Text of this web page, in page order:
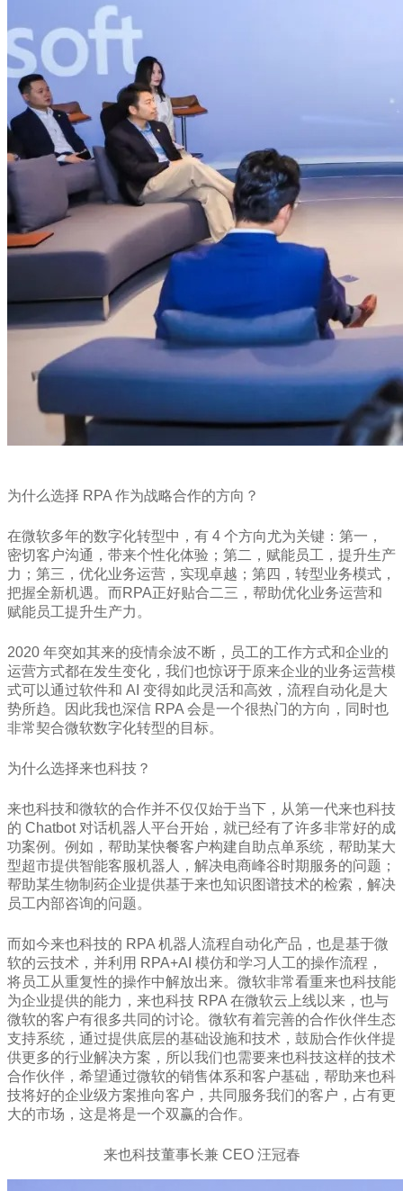
为什么选择 RPA 作为战略合作的方向？
在微软多年的数字化转型中，有 4 个方向尤为关键：第一，
密切客户沟通，带来个性化体验；第二，赋能员工，提升生产
力；第三，优化业务运营，实现卓越；第四，转型业务模式，
把握全新机遇。而RPA正好贴合二三，帮助优化业务运营和
赋能员工提升生产力。
2020 年突如其来的疫情余波不断，员工的工作方式和企业的
运营方式都在发生变化，我们也惊讶于原来企业的业务运营模
式可以通过软件和 AI 变得如此灵活和高效，流程自动化是大
势所趋。因此我也深信 RPA 会是一个很热门的方向，同时也
非常契合微软数字化转型的目标。
为什么选择来也科技？
来也科技和微软的合作并不仅仅始于当下，从第一代来也科技
的 Chatbot 对话机器人平台开始，就已经有了许多非常好的成
功案例。例如，帮助某快餐客户构建自助点单系统，帮助某大
型超市提供智能客服机器人，解决电商峰谷时期服务的问题；
帮助某生物制药企业提供基于来也知识图谱技术的检索，解决
员工内部咨询的问题。
而如今来也科技的 RPA 机器人流程自动化产品，也是基于微
软的云技术，并利用 RPA+AI 模仿和学习人工的操作流程，
将员工从重复性的操作中解放出来。微软非常看重来也科技能
为企业提供的能力，来也科技 RPA 在微软云上线以来，也与
微软的客户有很多共同的讨论。微软有着完善的合作伙伴生态
支持系统，通过提供底层的基础设施和技术，鼓励合作伙伴提
供更多的行业解决方案，所以我们也需要来也科技这样的技术
合作伙伴，希望通过微软的销售体系和客户基础，帮助来也科
技将好的企业级方案推向客户，共同服务我们的客户，占有更
大的市场，这是将是一个双赢的合作。
来也科技董事长兼 CEO 汪冠春